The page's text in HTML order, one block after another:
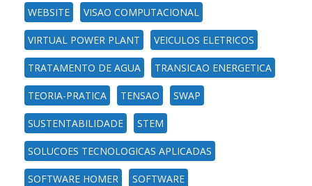
WEBSITE VISAO COMPUTACIONAL
VIRTUAL POWER PLANT VEICULOS ELETRICOS
TRATAMENTO DE AGUA TRANSICAO ENERGETICA
TEORIA-PRATICA TENSAO SWAP
SUSTENTABILIDADE STEM
SOLUCOES TECNOLOGICAS APLICADAS
SOFTWARE HOMER SOFTWARE